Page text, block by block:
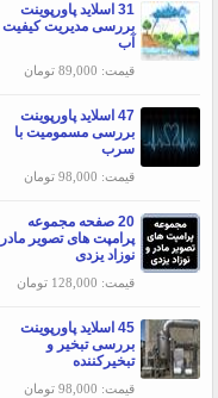
31 اسلاید پاورپوینت
بررسی مديريت كيفيت
آب
قیمت: 89,000 تومان
47 اسلاید پاورپوینت
بررسی مسمومیت با
سرب
قیمت: 98,000 تومان
20 صفحه مجموعه
پرامپت های تصویر
نوزاد یزدی
قیمت: 128,000 تومان
45 اسلاید پاورپوینت
بررسی تبخير و
تبخيركننده
قیمت: 98,000 تومان